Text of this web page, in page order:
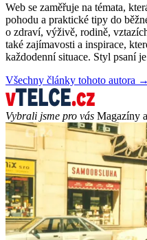
Web se zaměřuje na témata,
pohodu a praktické tipy do
o zdraví, výživě, rodině,
také zajímavosti a inspirace,
každodenní situace. Styl psaní
Všechny články tohoto autora →
Vybrali jsme pro vás Magazíny